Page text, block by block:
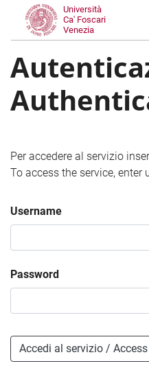
Università
Ca' Foscari
Venezia
Per accedere al servizio
To access the service, enter
Username
Password
Accedi al servizio /